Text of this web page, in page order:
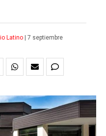
Latino| 7 septiembre